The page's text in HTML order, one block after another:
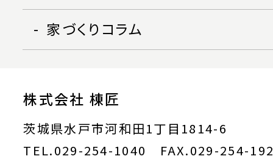
家づくりコラム
株式会社 棟匠
茨城県水戸市河和田1丁目1814-6
TEL.029-254-1040 FAX.029-254-